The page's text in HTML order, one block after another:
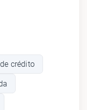
crédito